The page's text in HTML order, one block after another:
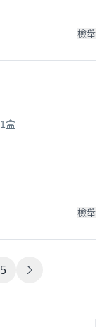
檢舉
盒
檢舉
5